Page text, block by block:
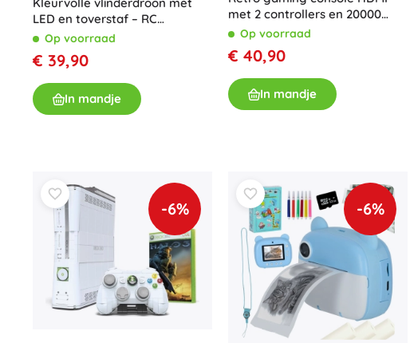
Kleurvolle vlinderdroon met
LED en toverstaf – RC
vliegspeelgoed voor kinderen
Op voorraad
€ 39,90
In mandje
met 2 controllers en 20000
spellen
Op voorraad
€ 40,90
In mandje
-6% -6%